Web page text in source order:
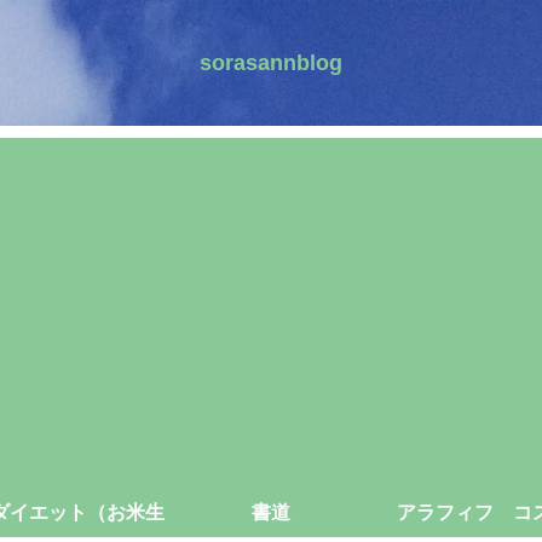
sorasannblog
イエット（お米生 書道 アラフィフ コ